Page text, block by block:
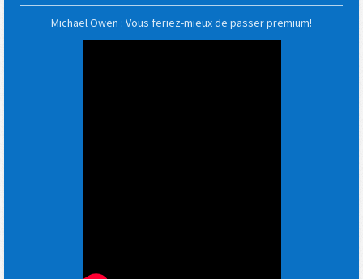
Michael Owen : Vous feriez-mieux de passer premium!